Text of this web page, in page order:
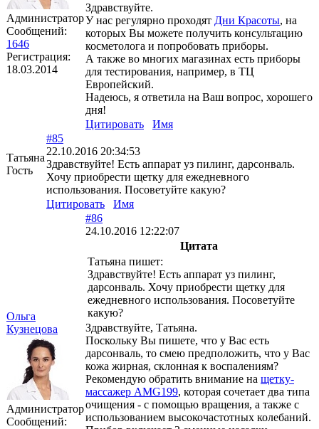
Администратор
Сообщений:
1646
Регистрация:
18.03.2014
Здравствуйте.
У нас регулярно проходят Дни Красоты, на
которых Вы можете получить консультацию
косметолога и попробовать приборы.
А также во многих магазинах есть приборы
для тестирования, например, в ТЦ
Европейский.
Надеюсь, я ответила на Ваш вопрос, хорошего
дня!
Цитировать
Имя
Татьяна
Гость
#85
22.10.2016 20:34:53
Здравствуйте! Есть аппарат уз пилинг, дарсонваль.
Хочу приобрести щетку для ежедневного
использования. Посоветуйте какую?
Цитировать
Имя
Ольга
Кузнецова
Администратор
Сообщений:
#86
24.10.2016 12:22:07
Цитата
Татьяна пишет:
Здравствуйте! Есть аппарат уз пилинг,
дарсонваль. Хочу приобрести щетку для
ежедневного использования. Посоветуйте
какую?
Здравствуйте, Татьяна.
Поскольку Вы пишете, что у Вас есть
дарсонваль, то смею предположить, что у Вас
кожа жирная, склонная к воспалениям?
Рекомендую обратить внимание на щетку-
массажер AMG199, которая сочетает два типа
очищения - с помощью вращения, а также с
использованием высокочастотных колебаний.